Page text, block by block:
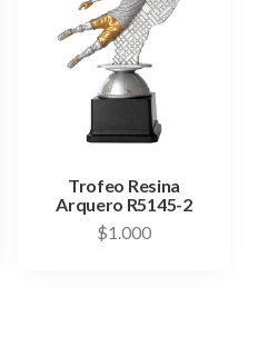
Trofeo Resina
Arquero R5145-2
$1.000